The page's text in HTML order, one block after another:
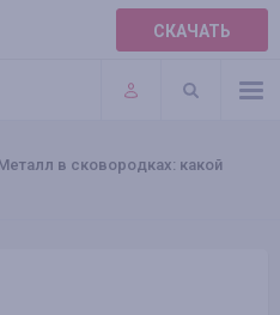
СКАЧАТЬ
в сковородках: какой